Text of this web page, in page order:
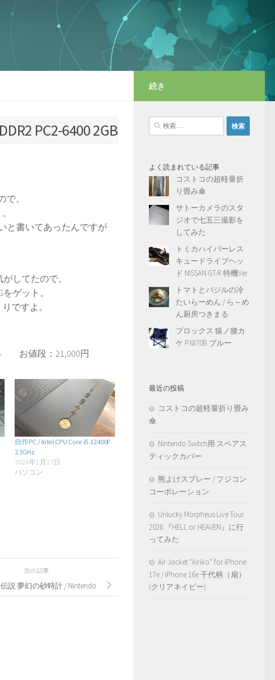
PC2-6400 2GB
。
と書いてあったんですが
してたので。
ゲット。
ですよ。
お値段：21,000円
自作PC / Intel CPU Core i5-12400F
2.5GHz
2024年1月27日
パソコン
次の記事
説 夢幻の砂時計 / Nintendo
続き
検
索:
よく読まれている記事
コストコの超軽量折
り畳み傘
サトーカメラのスタ
ジオで七五三撮影を
してみた
トミカハイパーレス
キュードライブヘッ
ド NISSAN GT-R 特機Ver.
トマトとバジルの冷
たいらーめん / ら～め
ん厨房つきまる
プロックス 猿ノ腰カ
ケ PX870B ブルー
最近の投稿
コストコの超軽量折り畳み
傘
Nintendo Switch用 スペアス
ティックカバー
熊よけスプレー / フジコン
コーポレーション
Unlucky Morpheus Live Tour
2026 『HELL or HEAVEN』に行
ってみた
Air Jacket “kiriko” for iPhone
17e / iPhone 16e 千代柄（扇）
(クリアネイビー)